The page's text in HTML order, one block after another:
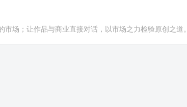
场；让作品与商业直接对话，以市场之力检验原创之道。